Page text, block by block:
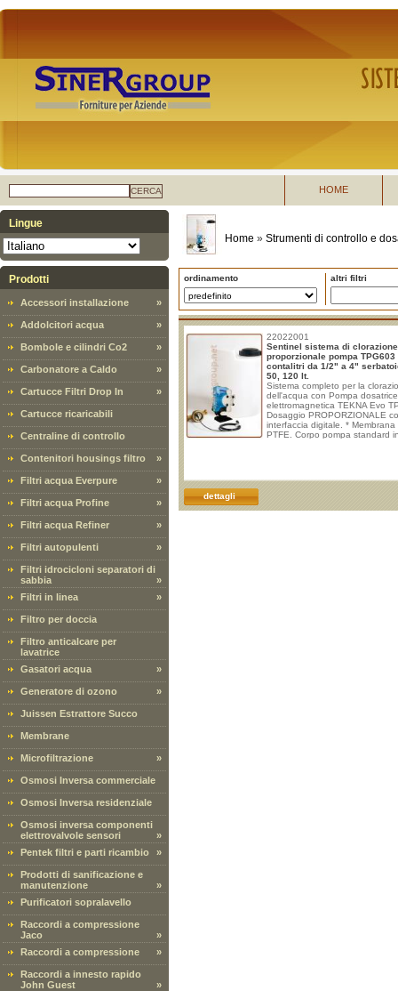
CERCA HOME
Lingue
Prodotti
Accessori installazione »
Addolcitori acqua »
Bombole e cilindri Co2 »
Carbonatore a Caldo »
Cartucce Filtri Drop In »
Cartucce ricaricabili
Centraline di controllo
Contenitori housings filtro »
Filtri acqua Everpure »
Filtri acqua Profine »
Filtri acqua Refiner »
Filtri autopulenti »
Filtri idrocicloni separatori di
sabbia
»
Filtri in linea
»
Filtro per doccia
Filtro anticalcare per
lavatrice
Gasatori acqua
»
Generatore di ozono »
Juissen Estrattore Succo
Membrane
Microfiltrazione »
Osmosi Inversa commerciale
Osmosi Inversa residenziale
Osmosi inversa componenti
elettrovalvole sensori
»
Pentek filtri e parti ricambio
»
Prodotti di sanificazione e
manutenzione
»
Purificatori sopralavello
Raccordi a compressione
Jaco
»
Raccordi a compressione
»
Raccordi a innesto rapido
John Guest
»
Home » Strumenti di controllo e
ordinamento altri filtri
22022001
Sentinel sistema di clorazione
proporzionale pompa TPG603
contalitri da 1/2" a 4"
50, 120 lt.
Sistema completo per la
dell'acqua con Pompa dosatrice
elettromagnetica TEKNA Evo
Dosaggio PROPORZIONALE
interfaccia digitale. * Membrana
PTFE. Corpo pompa standard
dettagli